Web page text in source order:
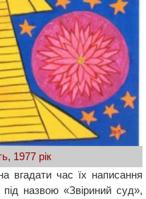
1977 рік
вгадати час їх написання
назвою «Звіриний суд»,